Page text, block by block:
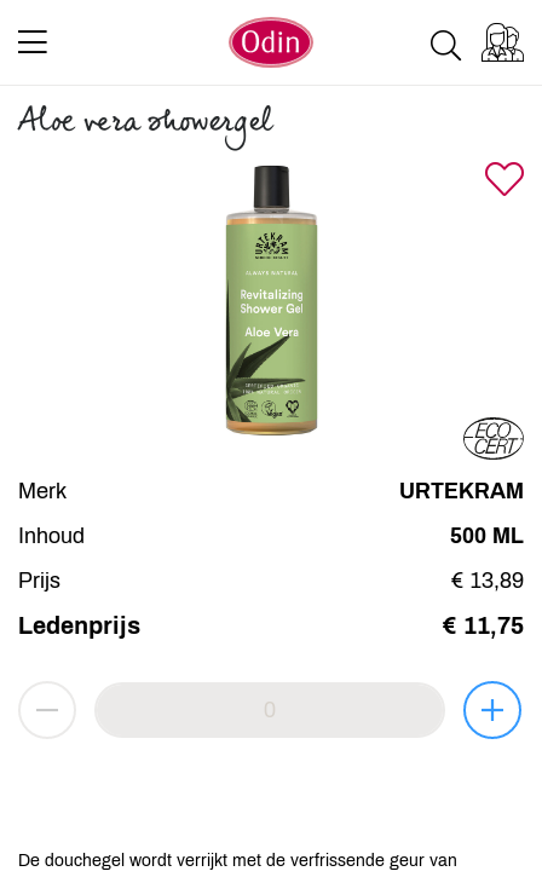
Aloe vera showergel
Merk
URTEKRAM
Inhoud
500 ML
Prijs
€ 13,89
Ledenprijs € 11,75
De douchegel wordt verrijkt met de verfrissende geur van